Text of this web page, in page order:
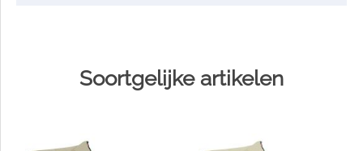
Soortgelijke artikelen